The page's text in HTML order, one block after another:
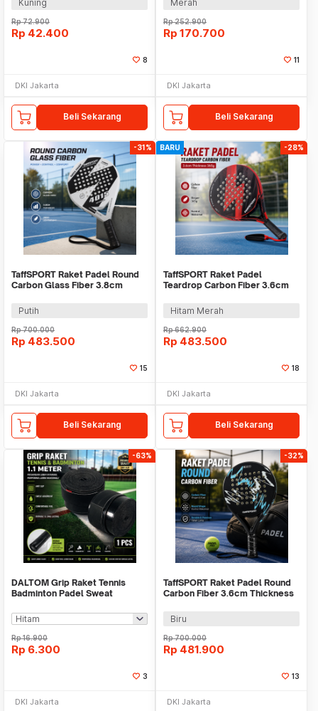
Kuning
Rp72.900
Rp 42.400
8
DKI Jakarta
Beli Sekarang
Merah
Rp252.900
Rp 170.700
11
DKI Jakarta
Beli Sekarang
-31%
TaffSPORT Raket Padel Round
Carbon Glass Fiber 3.8cm
Putih
Rp700.000
Rp 483.500
15
DKI Jakarta
Beli Sekarang
BARU -28%
TaffSPORT Raket Padel
Teardrop Carbon Fiber 3.6cm
Hitam Merah
Rp662.900
Rp 483.500
18
DKI Jakarta
Beli Sekarang
-63%
DALTOM Grip Raket Tennis
Badminton Padel Sweat
Rp16.900
Rp 6.300
3
DKI Jakarta
-32%
TaffSPORT Raket Padel Round
Carbon Fiber 3.6cm Thickness
Biru
Rp700.000
Rp 481.900
13
DKI Jakarta